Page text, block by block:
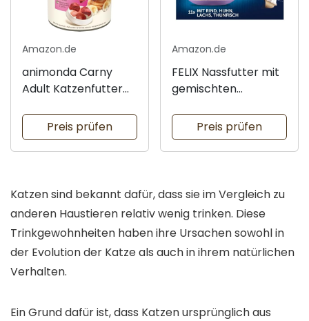
Amazon.de
animonda Carny
Adult Katzenfutter
Preis prüfen
Amazon.de
FELIX Nassfutter mit
gemischten
Preis prüfen
Katzen sind bekannt dafür, dass sie im Vergleich zu
anderen Haustieren relativ wenig trinken. Diese
Trinkgewohnheiten haben ihre Ursachen sowohl in
der Evolution der Katze als auch in ihrem natürlichen
Verhalten.
Ein Grund dafür ist, dass Katzen ursprünglich aus